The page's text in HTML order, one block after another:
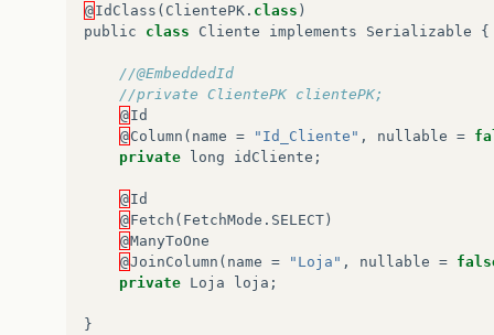
@IdClass ( ClientePK . class )
public
class Cliente implements Serializable {
//@EmbeddedId
//private ClientePK clientePK;
@Id
@Column ( name = "Id_Cliente" , nullable =
private
long idCliente ;
@Id
@Fetch ( FetchMode . SELECT )
@ManyToOne
@JoinColumn ( name = "Loja" , nullable =
private Loja loja ;
}